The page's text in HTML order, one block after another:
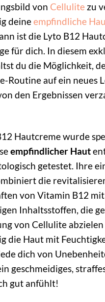
von Cellulite zu
deineempfindliche
ist die Lyto B12
für dich. In diesem
du die Möglichkeit,
Routine auf ein neues
den Ergebnissen
Hautcreme wurde
empfindlicher Haut
getestet. Ihre
die
von Vitamin B12
Inhaltsstoffen, die
von Cellulite
die Haut mit
dich von
geschmeidiges,
gut anfühlt!